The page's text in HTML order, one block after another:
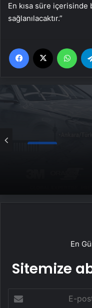
En kısa süre
sağlanılacaktır.”
Facebook
En
Sitemize
posta